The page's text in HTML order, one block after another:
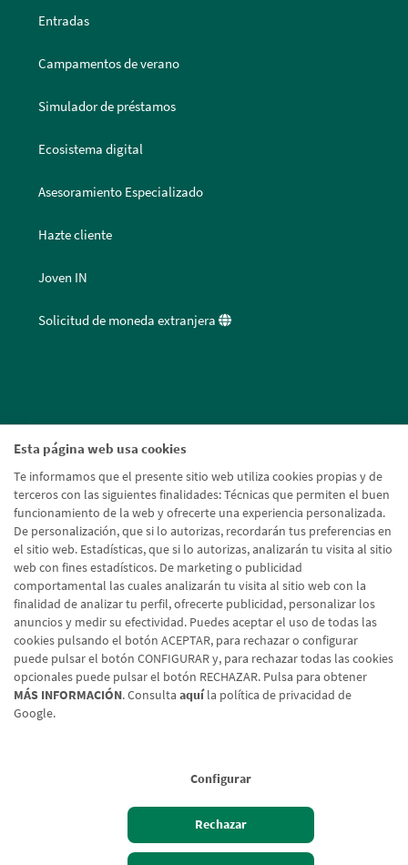
Esta página web usa cookies
Te informamos que el presente sitio web utiliza cookies propias y de
terceros con las siguientes finalidades: Técnicas que permiten el buen
funcionamiento de la web y ofrecerte una experiencia personalizada.
De personalización, que si lo autorizas, recordarán tus preferencias en
el sitio web. Estadísticas, que si lo autorizas, analizarán tu visita al sitio
web con fines estadísticos. De marketing o publicidad
comportamental las cuales analizarán tu visita al sitio web con la
finalidad de analizar tu perfil, ofrecerte publicidad, personalizar los
anuncios y medir su efectividad. Puedes aceptar el uso de todas las
cookies pulsando el botón ACEPTAR, para rechazar o configurar
puede pulsar el botón CONFIGURAR y, para rechazar todas las cookies
opcionales puede pulsar el botón RECHAZAR. Pulsa para obtener
MÁS INFORMACIÓN. Consulta aquíla política de privacidad de
Google.
Configurar
Rechazar
Entradas
Campamentos de verano
Simulador de préstamos
Ecosistema digital
Asesoramiento Especializado
Hazte cliente
Joven IN
Solicitud de moneda extranjera
Aviso legal